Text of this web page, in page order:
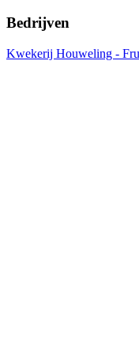
Bedrijven
Kwekerij Houweling -